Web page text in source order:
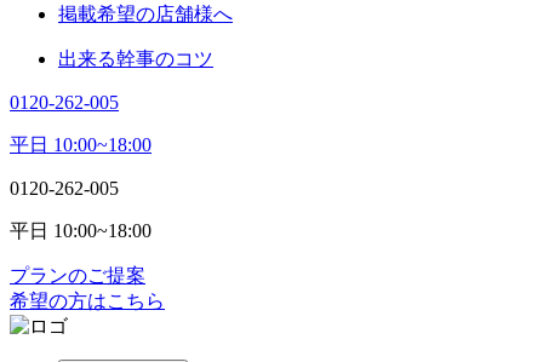
掲載希望の店舗様へ
出来る幹事のコツ
0120-262-005
平日 10:00~18:00
0120-262-005
平日 10:00~18:00
プランのご提案
希望の方はこちら